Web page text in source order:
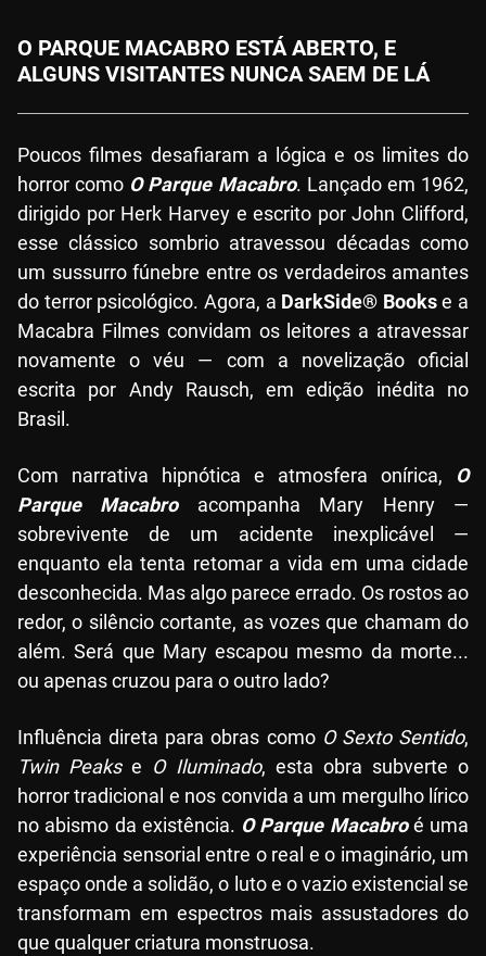
O PARQUE MACABRO ESTÁ ABERTO, E
ALGUNS VISITANTES NUNCA SAEM DE LÁ
Poucos filmes desafiaram a lógica e os limites do
horror como O Parque Macabro. Lançado em 1962,
dirigido por Herk Harvey e escrito por John Clifford,
esse clássico sombrio atravessou décadas como
um sussurro fúnebre entre os verdadeiros amantes
do terror psicológico. Agora, a DarkSide® Bookse a
Macabra Filmes convidam os leitores a atravessar
novamente o véu — com a novelização oficial
escrita por Andy Rausch, em edição inédita no
Brasil.
Com narrativa hipnótica e atmosfera onírica, O
Parque Macabroacompanha Mary Henry —
sobrevivente de um acidente inexplicável —
enquanto ela tenta retomar a vida em uma cidade
desconhecida. Mas algo parece errado. Os rostos ao
redor, o silêncio cortante, as vozes que chamam do
além. Será que Mary escapou mesmo da morte...
ou apenas cruzou para o outro lado?
Influência direta para obras como O Sexto Sentido,
Twin Peakse O Iluminado, esta obra subverte o
horror tradicional e nos convida a um mergulho lírico
no abismo da existência. O Parque Macabroé uma
experiência sensorial entre o real e o imaginário, um
espaço onde a solidão, o luto e o vazio existencial se
transformam em espectros mais assustadores do
que qualquer criatura monstruosa.